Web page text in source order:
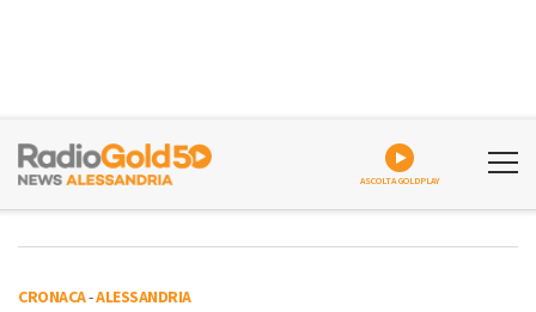
ASCOLTA GOLDPLAY
CRONACA-ALESSANDRIA